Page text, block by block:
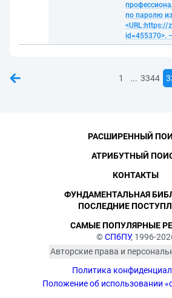
по паролю
<URL:https://
id=455370>.
1 ... 3344
©СПбПУ, 1996-
Авторские права и
изображённых лиц в
с требованиями
Политика
Положение об использовании
РАСШИРЕННЫЙ
АТРИБУТНЫЙ
КОНТАКТЫ
ФУНДАМЕНТАЛЬНАЯ
ПОСЛЕДНИЕ
САМЫЕ ПОПУЛЯРНЫЕ